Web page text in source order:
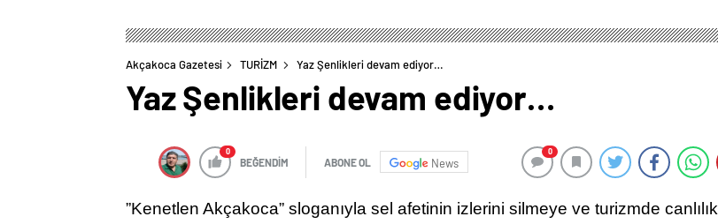
Akçakoca Gazetesi TURİZM Yaz Şenlikleri devam ediyor…
Yaz Şenlikleri devam ediyor…
0
BEĞENDİM ABONE OL News
0
”Kenetlen Akçakoca” sloganıyla sel afetinin izlerini silmeye ve turizmde canlılık